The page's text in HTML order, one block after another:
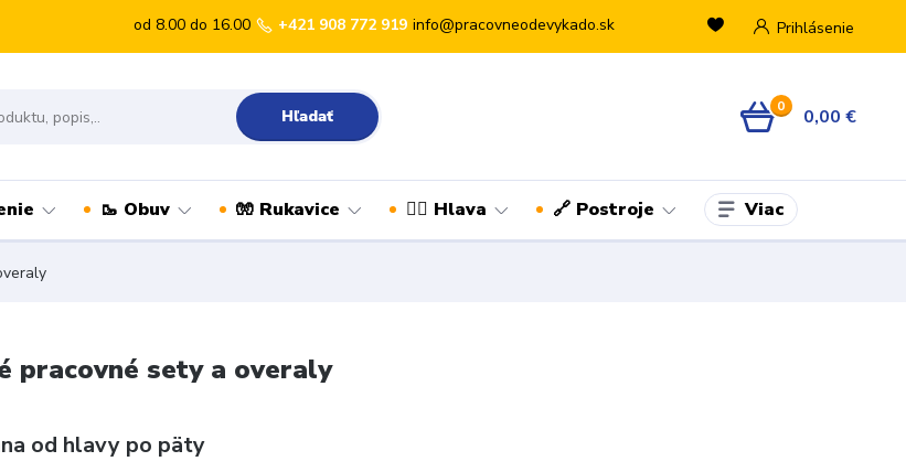
Prihlásenie
Hľadať
od 8.00 do 16.00 +421 908 772 919 info@pracovneodevykado.sk
0 0,00 €
🥾 Obuv 🧤 Rukavice 👷‍♂️ Hlava 🔗 Postroje Viac
pracovné sety a overaly
od hlavy po päty